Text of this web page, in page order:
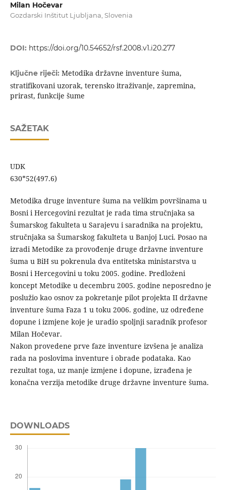
Milan Hočevar
Gozdarski Inštitut Ljubljana, Slovenia
DOI: https://doi.org/10.54652/rsf.2008.v1.i20.277
Ključne riječi: Metodika državne inventure šuma,
stratifikovani uzorak, terensko itraživanje, zapremina,
prirast, funkcije šume
SAŽETAK
UDK
Metodika druge inventure šuma na velikim površinama u
Bosni i Hercegovini rezultat je rada tima stručnjaka sa
Šumarskog fakulteta u Sarajevu i saradnika na projektu,
stručnjaka sa Šumarskog fakulteta u Banjoj Luci. Posao na
izradi Metodike za provođenje druge državne inventure
šuma u BiH su pokrenula dva entitetska ministarstva u
Bosni i Hercegovini u toku 2005. godine. Predloženi
koncept Metodike u decembru 2005. godine neposredno je
poslužio kao osnov za pokretanje pilot projekta II državne
inventure šuma Faza 1 u toku 2006. godine, uz određene
dopune i izmjene koje je uradio spoljnji saradnik profesor
Milan Hočevar.
Nakon provedene prve faze inventure izvšena je analiza
rada na poslovima inventure i obrade podataka. Kao
rezultat toga, uz manje izmjene i dopune, izrađena je
konačna verzija metodike druge državne inventure šuma.
DOWNLOADS